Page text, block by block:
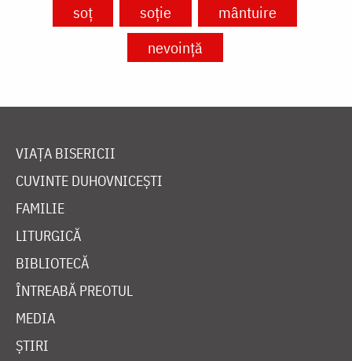
soț
soție
mântuire
nevoință
VIAȚA BISERICII
CUVINTE DUHOVNICEȘTI
FAMILIE
LITURGICĂ
BIBLIOTECĂ
ÎNTREABĂ PREOTUL
MEDIA
ȘTIRI